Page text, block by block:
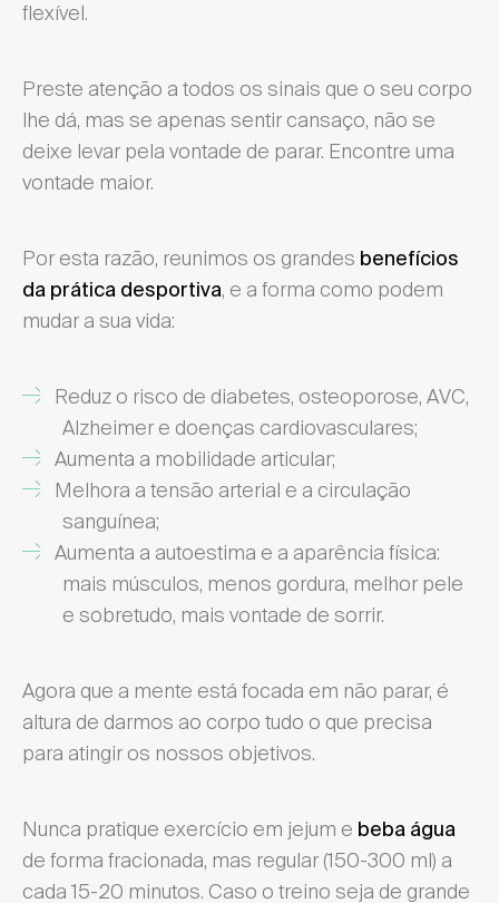
flexível.
Preste atenção a todos os sinais que o seu corpo
lhe dá, mas se apenas sentir cansaço, não se
deixe levar pela vontade de parar. Encontre uma
vontade maior.
Por esta razão, reunimos os grandes benefícios
da prática desportiva, e a forma como podem
mudar a sua vida:
Reduz o risco de diabetes, osteoporose, AVC,
Alzheimer e doenças cardiovasculares;
Aumenta a mobilidade articular;
Melhora a tensão arterial e a circulação
sanguínea;
Aumenta a autoestima e a aparência física:
mais músculos, menos gordura, melhor pele
e sobretudo, mais vontade de sorrir.
Agora que a mente está focada em não parar, é
altura de darmos ao corpo tudo o que precisa
para atingir os nossos objetivos.
Nunca pratique exercício em jejum e beba água
de forma fracionada, mas regular (150-300 ml) a
cada 15-20 minutos. Caso o treino seja de grande